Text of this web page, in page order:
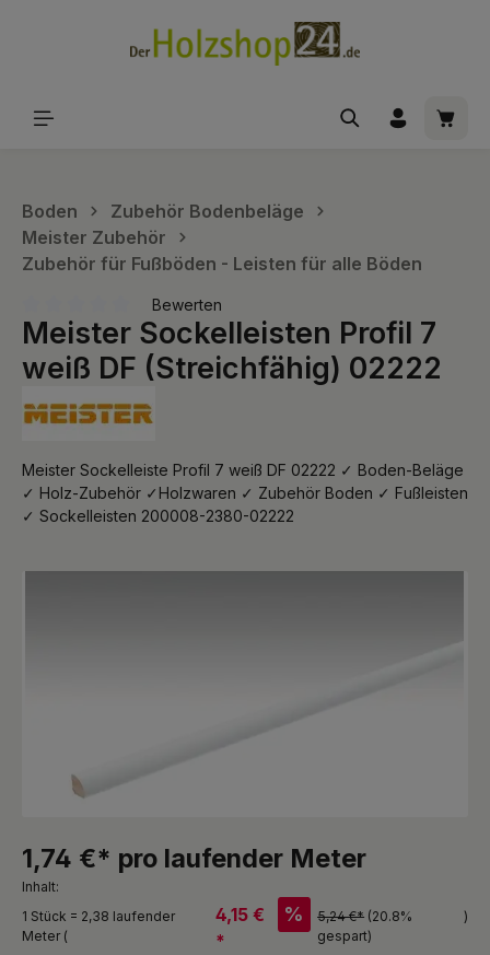
Boden
Zubehör Bodenbeläge
Meister Zubehör
Zubehör für Fußböden - Leisten für alle Böden
Durchschnittliche Bewertung von 0 von 5 Sternen
Bewerten
Meister Sockelleisten Profil 7
weiß DF (Streichfähig) 02222
Meister Sockelleiste Profil 7 weiß DF 02222 ✓ Boden-Beläge
✓ Holz-Zubehör ✓Holzwaren ✓ Zubehör Boden ✓ Fußleisten
✓ Sockelleisten 200008-2380-02222
1,74 €* pro laufender Meter
Inhalt:
1 Stück = 2,38 laufender
Meter (
4,15 €
*
% 5,24 €* (20.8%
gespart)
)